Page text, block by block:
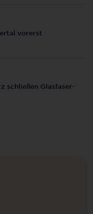
vorerst
schließen Glasfaser-